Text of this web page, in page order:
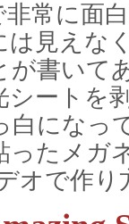
非常に面
は見えな
が書いて
シートを
白になっ
ったメガ
オで作